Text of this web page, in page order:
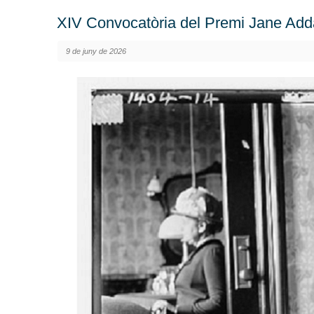
XIV Convocatòria del Premi Jane
9 de juny de 2026